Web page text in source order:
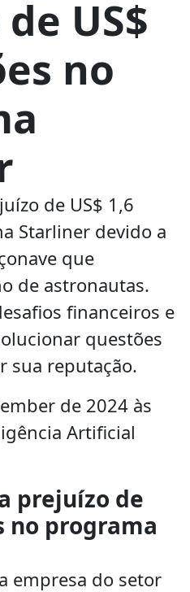
US$
no
de US$ 1,6
Starliner devido a
que
de astronautas.
financeiros e
questões
sua reputação.
de 2024 às
Artificial
prejuízo de
no programa
empresa do setor